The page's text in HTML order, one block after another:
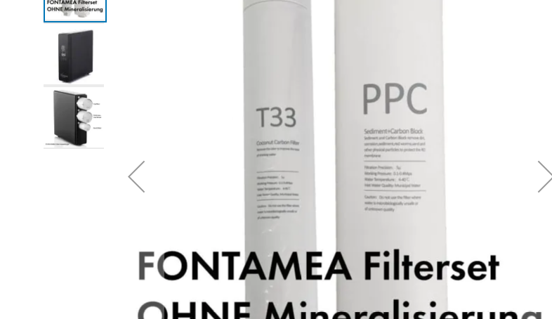
Bildgalerie
springen